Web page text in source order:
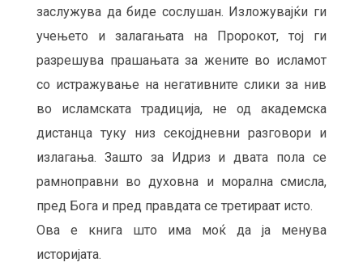
заслужува да биде сослушан. Изложувајќи ги
учењето и залагањата на Пророкот, тој ги
разрешува прашањата за жените во исламот
со истражување на негативните слики за нив
во исламската традиција, не од академска
дистанца туку низ секојдневни разговори и
излагања. Зашто за Идриз и двата пола се
рамноправни во духовна и морална смисла,
пред Бога и пред правдата се третираат исто.
Ова е книга што има моќ да ја менува
историјата.